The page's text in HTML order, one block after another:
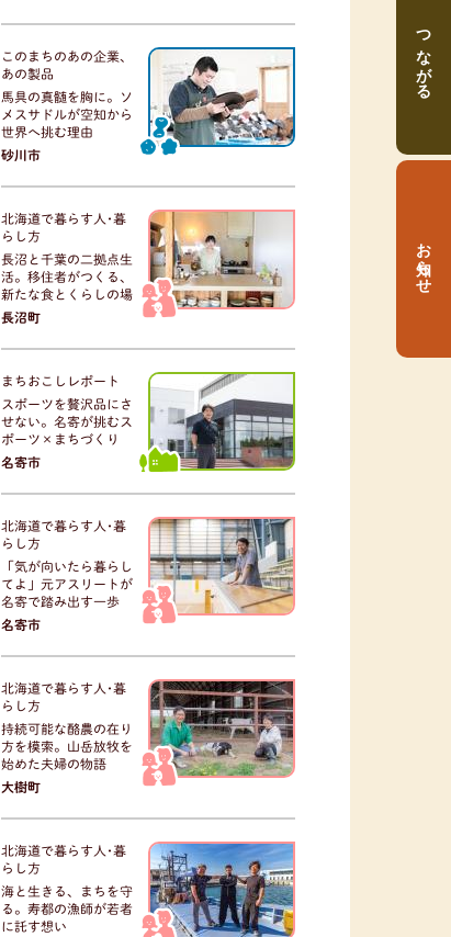
このまちのあの企業、
あの製品
馬具の真髄を胸に。ソ
メスサドルが空知から
世界へ挑む理由
砂川市
北海道で暮らす人･暮
らし方
長沼と千葉の二拠点生
活。移住者がつくる、
新たな食とくらしの場
長沼町
まちおこしレポート
スポーツを贅沢品にさ
せない。名寄が挑むス
ポーツ×まちづくり
名寄市
北海道で暮らす人･暮
らし方
「気が向いたら暮らし
てよ」元アスリートが
名寄で踏み出す一歩
名寄市
北海道で暮らす人･暮
らし方
持続可能な酪農の在り
方を模索。山岳放牧を
始めた夫婦の物語
大樹町
北海道で暮らす人･暮
らし方
海と生きる、まちを守
る。寿都の漁師が若者
に託す想い
つながる
お知らせ